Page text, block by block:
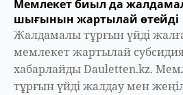
Мемлекет биыл да
шығынын жартылай өтейді
Жалдамалы тұрғын үйді
мемлекет жартылай
хабарлайды Dauletten.kz.
тұрғын үйді жалдау мен